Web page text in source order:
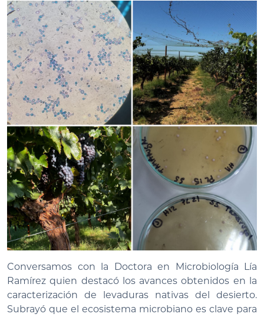
Conversamos con la Doctora en Microbiología Lía
Ramírez quien destacó los avances obtenidos en la
caracterización de levaduras nativas del desierto.
Subrayó que el ecosistema microbiano es clave para